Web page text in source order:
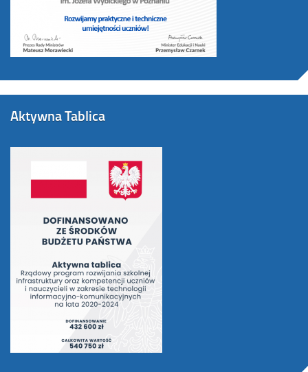
Aktywna Tablica